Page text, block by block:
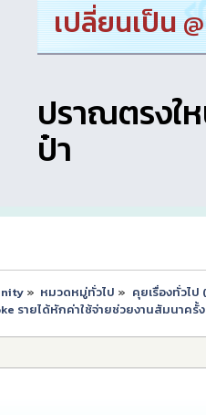
เปลี่ยนเป็น
ปราณตรงใ
ป๋า
» หมวดหมู่ทั่วไป » คุยเรื่องทั่วไป
รายได้หักค่าใช้จ่ายช่วยงานสัมนาครั้